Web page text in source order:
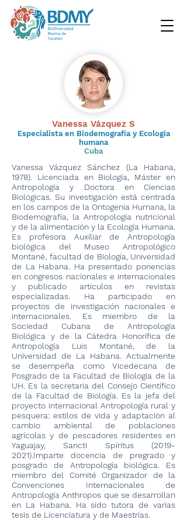
Vanessa Vázquez S
Especialista en Biodemografía y Ecología
humana
Cuba
Vanessa Vázquez Sánchez (La Habana,
1978). Licenciada en Biología, Máster en
Antropología y Doctora en Ciencias
Biológicas. Su investigación está centrada
en los campos de la Ontogenia Humana, la
Biodemografía, la Antropología nutricional
y de la alimentación y la Ecología Humana.
Es profesora Auxiliar de Antropología
biológica del Museo Antropológico
Montané, facultad de Biología, Universidad
de La Habana. Ha presentado ponencias
en congresos nacionales e internacionales
y publicado artículos en revistas
especializadas. Ha participado en
proyectos de investigación nacionales e
internacionales. Es miembro de la
Sociedad Cubana de Antropología
Biológica y de la Cátedra Honorífica de
Antropología Luis Montané, de la
Universidad de La Habana. Actualmente
se desempeña como Vicedecana de
Posgrado de la Facultad de Biología de la
UH. Es la secretaria del Consejo Científico
de la Facultad de Biología. Es la jefa del
proyecto internacional Antropología rural y
pesquera: estilos de vida y adaptación al
cambio ambiental de poblaciones
agrícolas y de pescadores residentes en
Yaguajay, Sancti Spíritus (2019-
2021).Imparte docencia de pregrado y
posgrado de Antropología biológica. Es
miembro del Comité Organizador de la
Convenciones Internacionales de
Antropología Anthropos que se desarrollan
en La Habana. Ha sido tutora de varias
tesis de Licenciatura y de Maestrías.